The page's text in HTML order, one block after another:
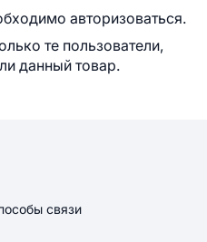
авторизоваться.
те пользователи,
данный товар.
связи